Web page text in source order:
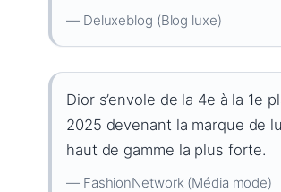
— Deluxeblog (Blog luxe)
Dior s’envole de la 4e à la 1e
2025 devenant la marque de
haut de gamme la plus forte.
— FashionNetwork (Média mode)